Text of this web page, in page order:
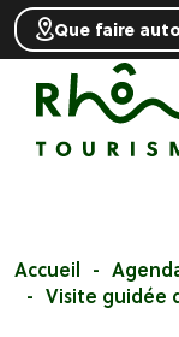
Que faire
Accueil
Visite guidée